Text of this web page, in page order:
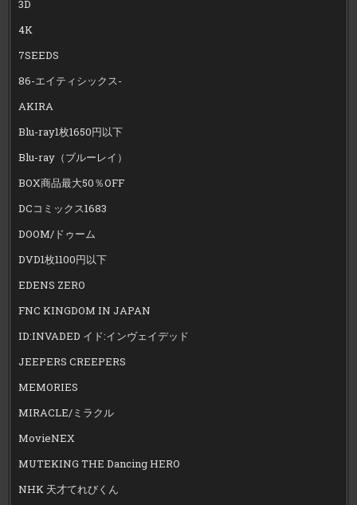
3D
4K
7SEEDS
86-エイティシックス-
AKIRA
Blu-ray1枚1650円以下
Blu-ray（ブルーレイ）
BOX商品最大50％OFF
DCコミックス1683
DOOM/ドゥーム
DVD1枚1100円以下
EDENS ZERO
FNC KINGDOM IN JAPAN
ID:INVADED イド:インヴェイデッド
JEEPERS CREEPERS
MEMORIES
MIRACLE/ミラクル
MovieNEX
MUTEKING THE Dancing HERO
NHK 天才てれびくん